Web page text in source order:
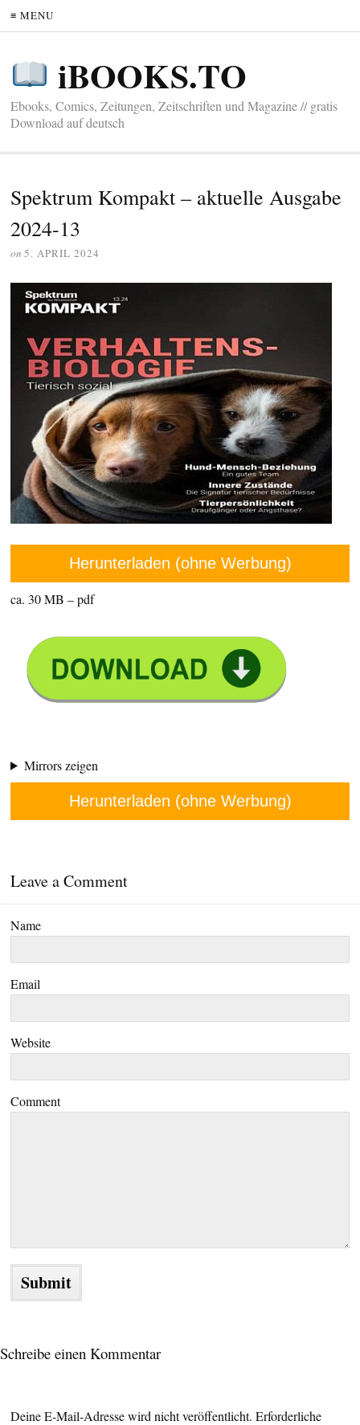
≡ MENU
iBOOKS.TO
Ebooks, Comics, Zeitungen, Zeitschriften und Magazine // gratis
Download auf deutsch
Spektrum Kompakt – aktuelle Ausgabe
2024-13
on 5. APRIL 2024
Herunterladen (ohne Werbung)
ca. 30 MB – pdf
Mirrors zeigen
Herunterladen (ohne Werbung)
Leave a Comment
Name
Email
Website
Comment
Schreibe einen Kommentar
Deine E-Mail-Adresse wird nicht veröffentlicht. Erforderliche